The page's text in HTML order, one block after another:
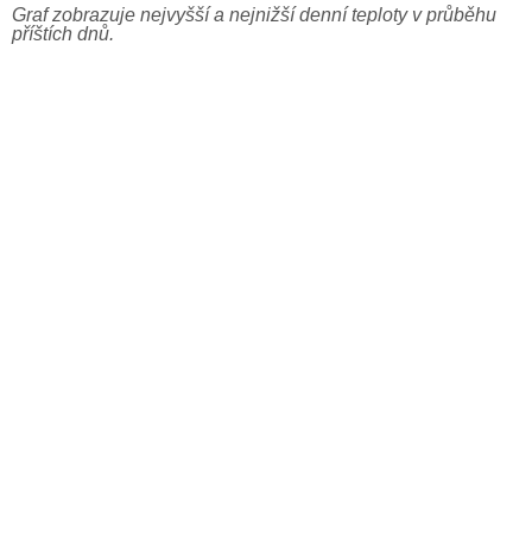
Graf zobrazuje nejvyšší a nejnižší denní teploty v průběhu
příštích dnů.